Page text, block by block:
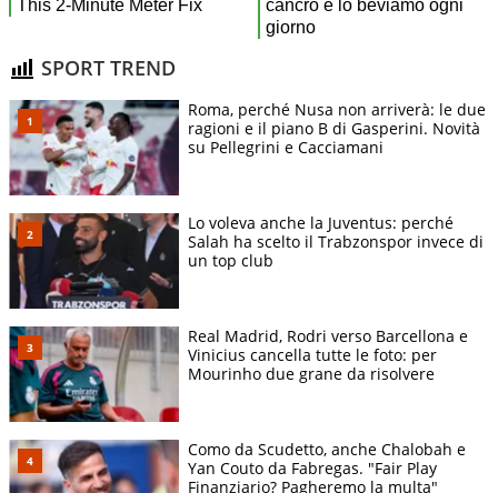
SPORT TREND
Roma, perché Nusa non arriverà: le due
ragioni e il piano B di Gasperini. Novità
su Pellegrini e Cacciamani
Lo voleva anche la Juventus: perché
Salah ha scelto il Trabzonspor invece di
un top club
Real Madrid, Rodri verso Barcellona e
Vinicius cancella tutte le foto: per
Mourinho due grane da risolvere
Como da Scudetto, anche Chalobah e
Yan Couto da Fabregas. "Fair Play
Finanziario? Pagheremo la multa"